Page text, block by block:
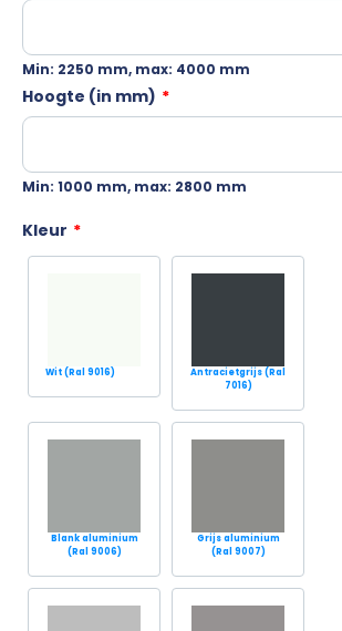
Min: 2250 mm, max: 4000 mm
*
Hoogte (in mm)
Min: 1000 mm, max: 2800 mm
*
Kleur
Wit (Ral 9016)
Antracietgrijs (Ral
7016)
Blank aluminium
(Ral 9006)
Grijs aluminium
(Ral 9007)